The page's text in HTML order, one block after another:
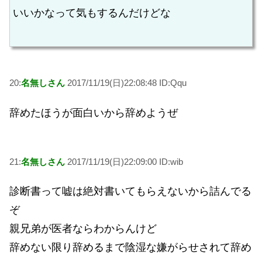
いいかなって気もするんだけどな
20:名無しさん 2017/11/19(日)22:08:48 ID:Qqu
辞めたほうが面白いから辞めようぜ
21:名無しさん 2017/11/19(日)22:09:00 ID:wib
診断書って嘘は絶対書いてもらえないから詰んでる
ぞ
親兄弟が医者ならわからんけど
辞めない限り辞めるまで陰湿な嫌がらせされて辞め